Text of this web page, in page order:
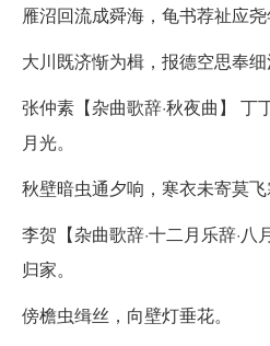
雁沼回流成舜海，龟书荐祉应尧
大川既济惭为楫，报德空思奉细
张仲素【杂曲歌辞·秋夜曲】 丁
月光。
秋壁暗虫通夕响，寒衣未寄莫飞
李贺【杂曲歌辞·十二月乐辞·
归家。
傍檐虫缉丝，向壁灯垂花。